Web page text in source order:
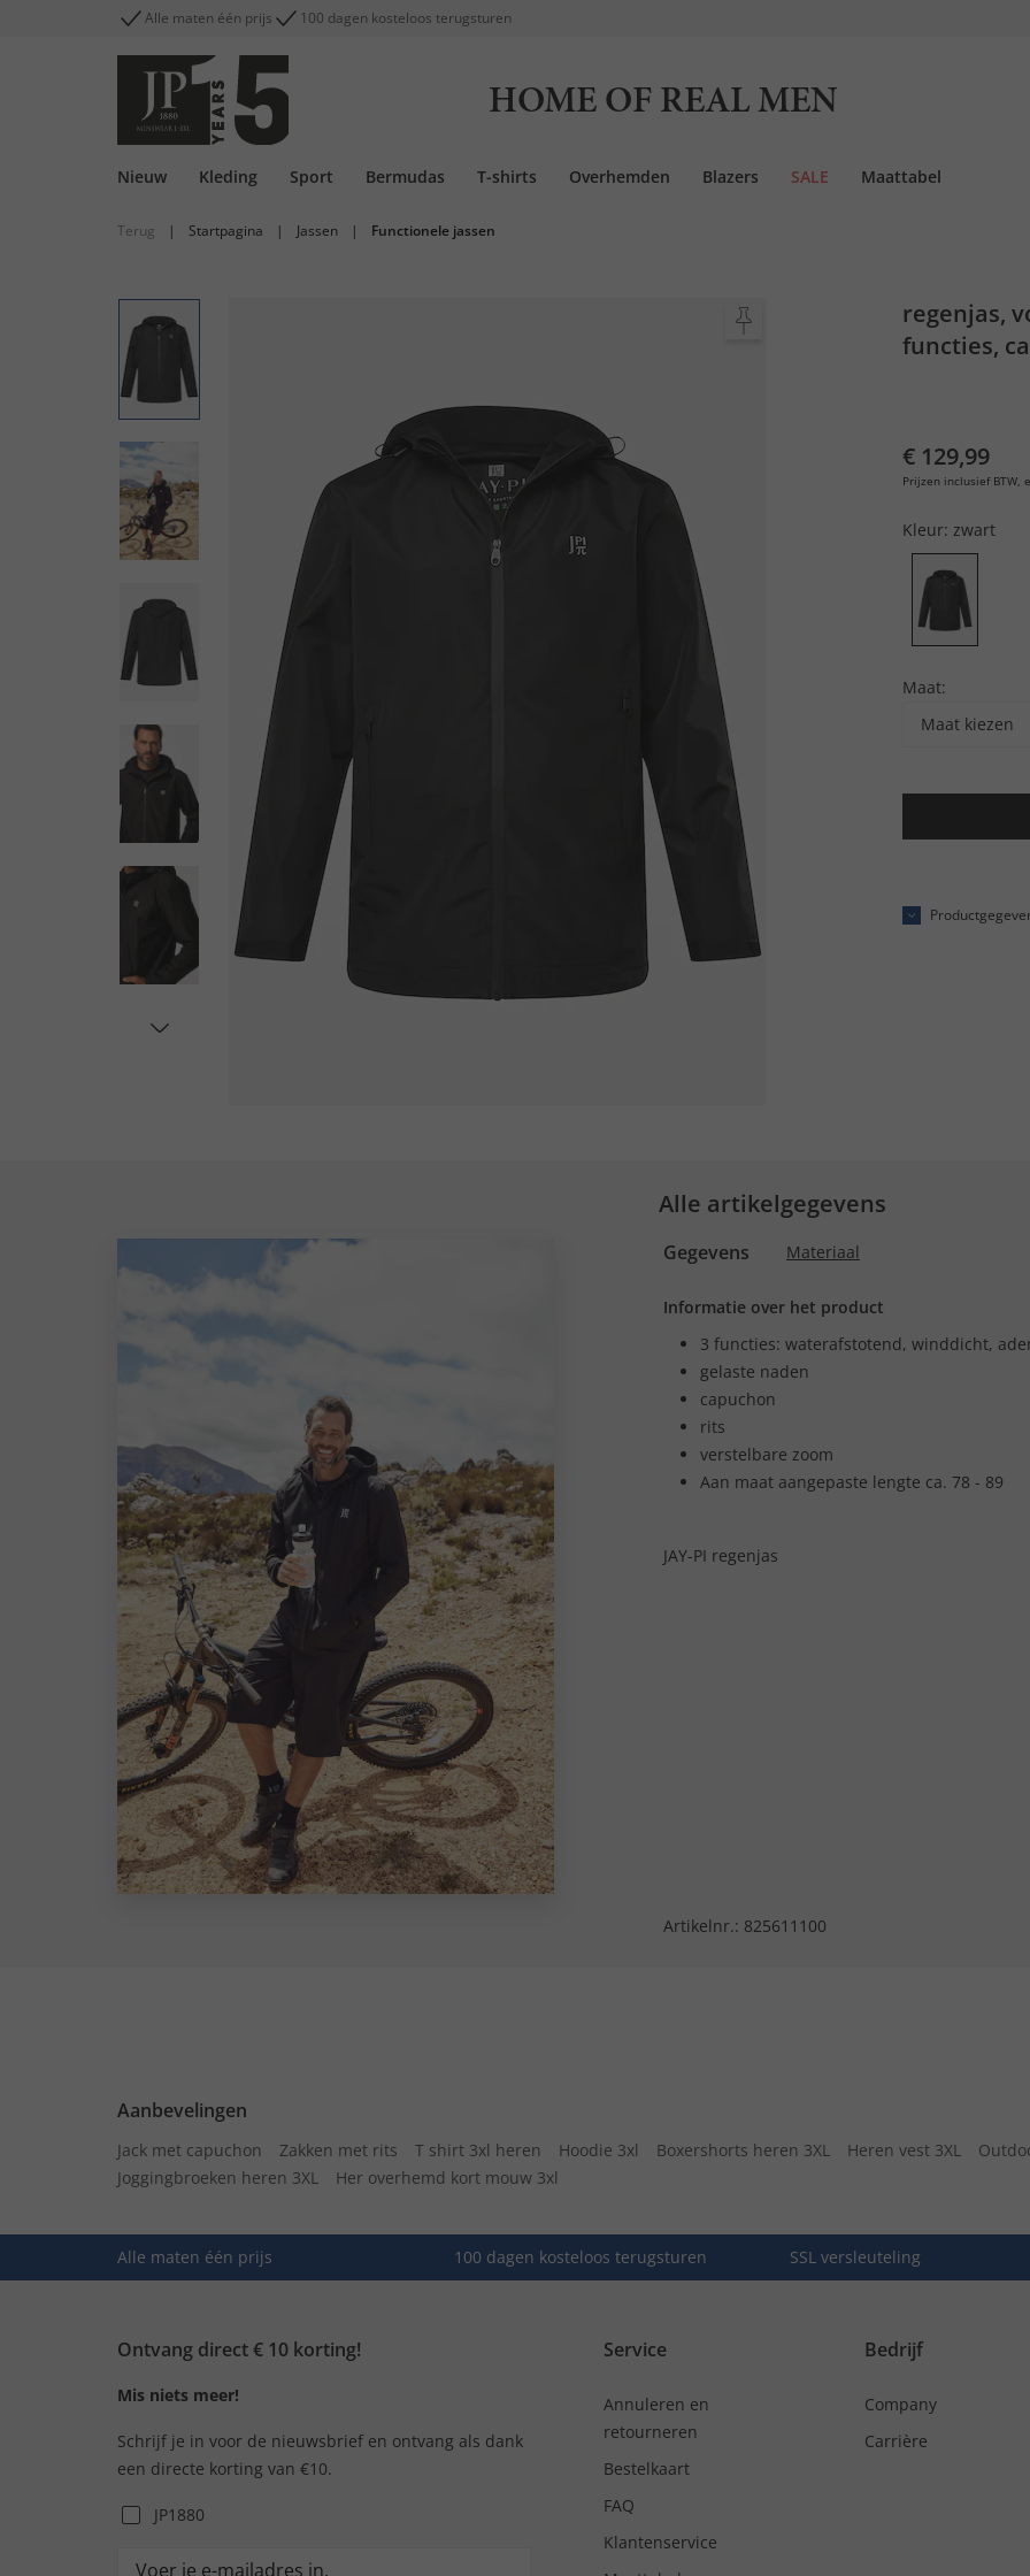
Alle maten één prijs 100 dagen kosteloos terugsturen
HOME OF REAL MEN
Nieuw Kleding Sport Bermudas T-shirts Overhemden Blazers SALE Maattabel
Terug | Startpagina | Jassen | Functionele jassen
regenjas,
functies,
€ 129,99
Prijzen inclusief BTW,
Kleur: zwart
Maat:
Maat kiezen
Alle artikelgegevens
Gegevens Materiaal
Informatie over het product
3 functies: waterafstotend, winddicht,
gelaste naden
capuchon
rits
verstelbare zoom
Aan maat aangepaste lengte ca. 78 - 89
JAY-PI regenjas
Artikelnr.: 825611100
Aanbevelingen
Jack met capuchon Zakken met rits T shirt 3xl heren Hoodie 3xl Boxershorts heren 3XL Heren vest 3XL
Joggingbroeken heren 3XL
Her overhemd kort mouw 3xl
Alle maten één prijs 100 dagen kosteloos terugsturen SSL versleuteling
Ontvang direct € 10 korting!
Mis niets meer!
Schrijf je in voor de nieuwsbrief en ontvang als dank
een directe korting van €10.
JP1880
Service
Annuleren en
retourneren
Bestelkaart
FAQ
Klantenservice
Bedrijf
Company
Carrière